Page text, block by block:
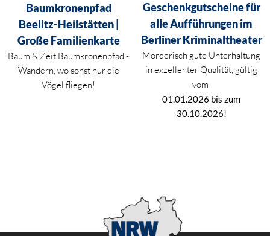
Baumkronenpfad
Beelitz-Heilstätten |
Große Familienkarte
Baum & Zeit Baumkronenpfad -
Wandern, wo sonst nur die
Vögel fliegen!
Geschenkgutscheine für
alle Aufführungen im
Berliner Kriminaltheater
Mörderisch gute Unterhaltung
in exzellenter Qualität, gültig
vom
01.01.2026 bis zum
30.10.2026!